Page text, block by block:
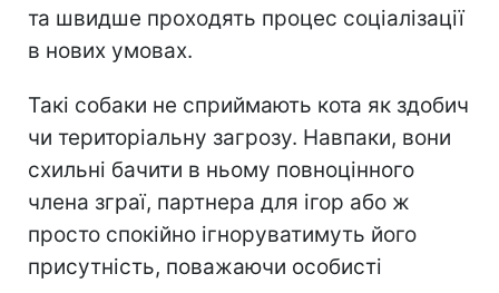
та швидше проходять процес соціалізації
в нових умовах.
Такі собаки не сприймають кота як здобич
чи територіальну загрозу. Навпаки, вони
схильні бачити в ньому повноцінного
члена зграї, партнера для ігор або ж
просто спокійно ігноруватимуть його
присутність, поважаючи особисті